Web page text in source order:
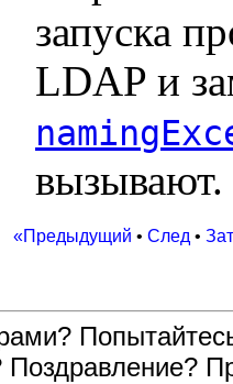
запуска
LDAP и
вызывают.
«Предыдущий • След •